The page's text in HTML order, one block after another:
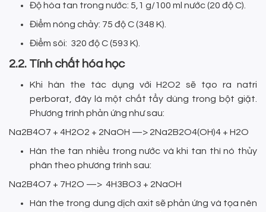
Độ hòa tan trong nước: 5,1 g/100 ml nước (20 độ C).
Điểm nóng chảy: 75 độ C (348 K).
Điểm sôi: 320 độ C (593 K).
2.2. Tính chất hóa học
Khi hàn the tác dụng với H2O2 sẽ tạo ra natri
perborat, đây là một chất tẩy dùng trong bột giặt.
Phương trình phản ứng như sau:
Na2B4O7 + 4H2O2 + 2NaOH —> 2Na2B2O4(OH)4 + H2O
Hàn the tan nhiều trong nước và khi tan thì nó thủy
phân theo phương trình sau:
Na2B4O7 + 7H2O —> 4H3BO3 + 2NaOH
Hàn the trong dung dịch axit sẽ phản ứng và tọa nên